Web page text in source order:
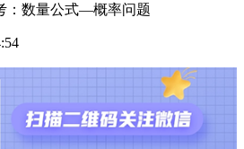
：数量公式—概率问题